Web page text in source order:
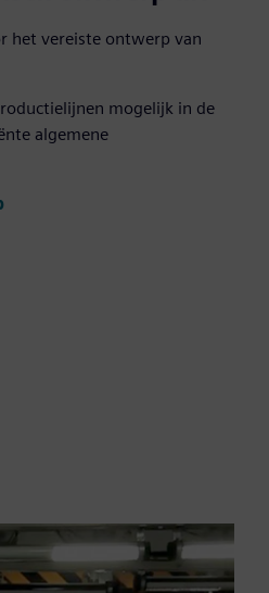
het vereiste ontwerp van
mogelijk in de
algemene